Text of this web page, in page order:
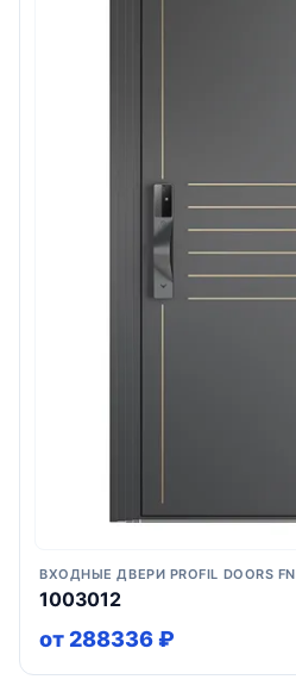
ВХОДНЫЕ ДВЕРИ PROFIL DOORS FN
1003012
от 288336 ₽